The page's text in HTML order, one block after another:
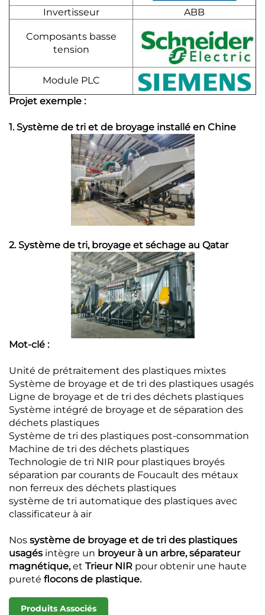
Invertisseur ABB
Composants basse
tension
Module PLC
Projet exemple :
1. Système de tri et de broyage installé en Chine
2. Système de tri, broyage et séchage au Qatar
Mot-clé :
Unité de prétraitement des plastiques mixtes
Système de broyage et de tri des plastiques usagés
Ligne de broyage et de tri des déchets plastiques
Système intégré de broyage et de séparation des
déchets plastiques
Système de tri des plastiques post-consommation
Machine de tri des déchets plastiques
Technologie de tri NIR pour plastiques broyés
séparation par courants de Foucault des métaux
non ferreux des déchets plastiques
système de tri automatique des plastiques avec
classificateur à air
Nos système de broyage et de tri des plastiques
usagés intègre un broyeur à un arbre,séparateur
magnétique,et Trieur NIR pour obtenir une haute
pureté flocons de plastique.
Produits Associés